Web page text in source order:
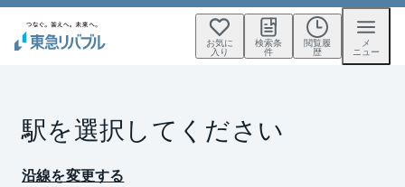
お気に
入り
検索条
件
閲覧履
歴
メ
ニュー
駅を選択してください
沿線を変更する